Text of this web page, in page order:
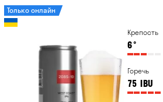
Крепость
6°
Горечь
75 IBU
Только онлайн